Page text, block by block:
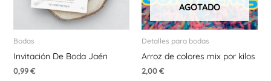
Bodas
Invitación De Boda Jaén
0,99€
AGOTADO
Detalles para bodas
Arroz de colores mix por kilos
2,00€